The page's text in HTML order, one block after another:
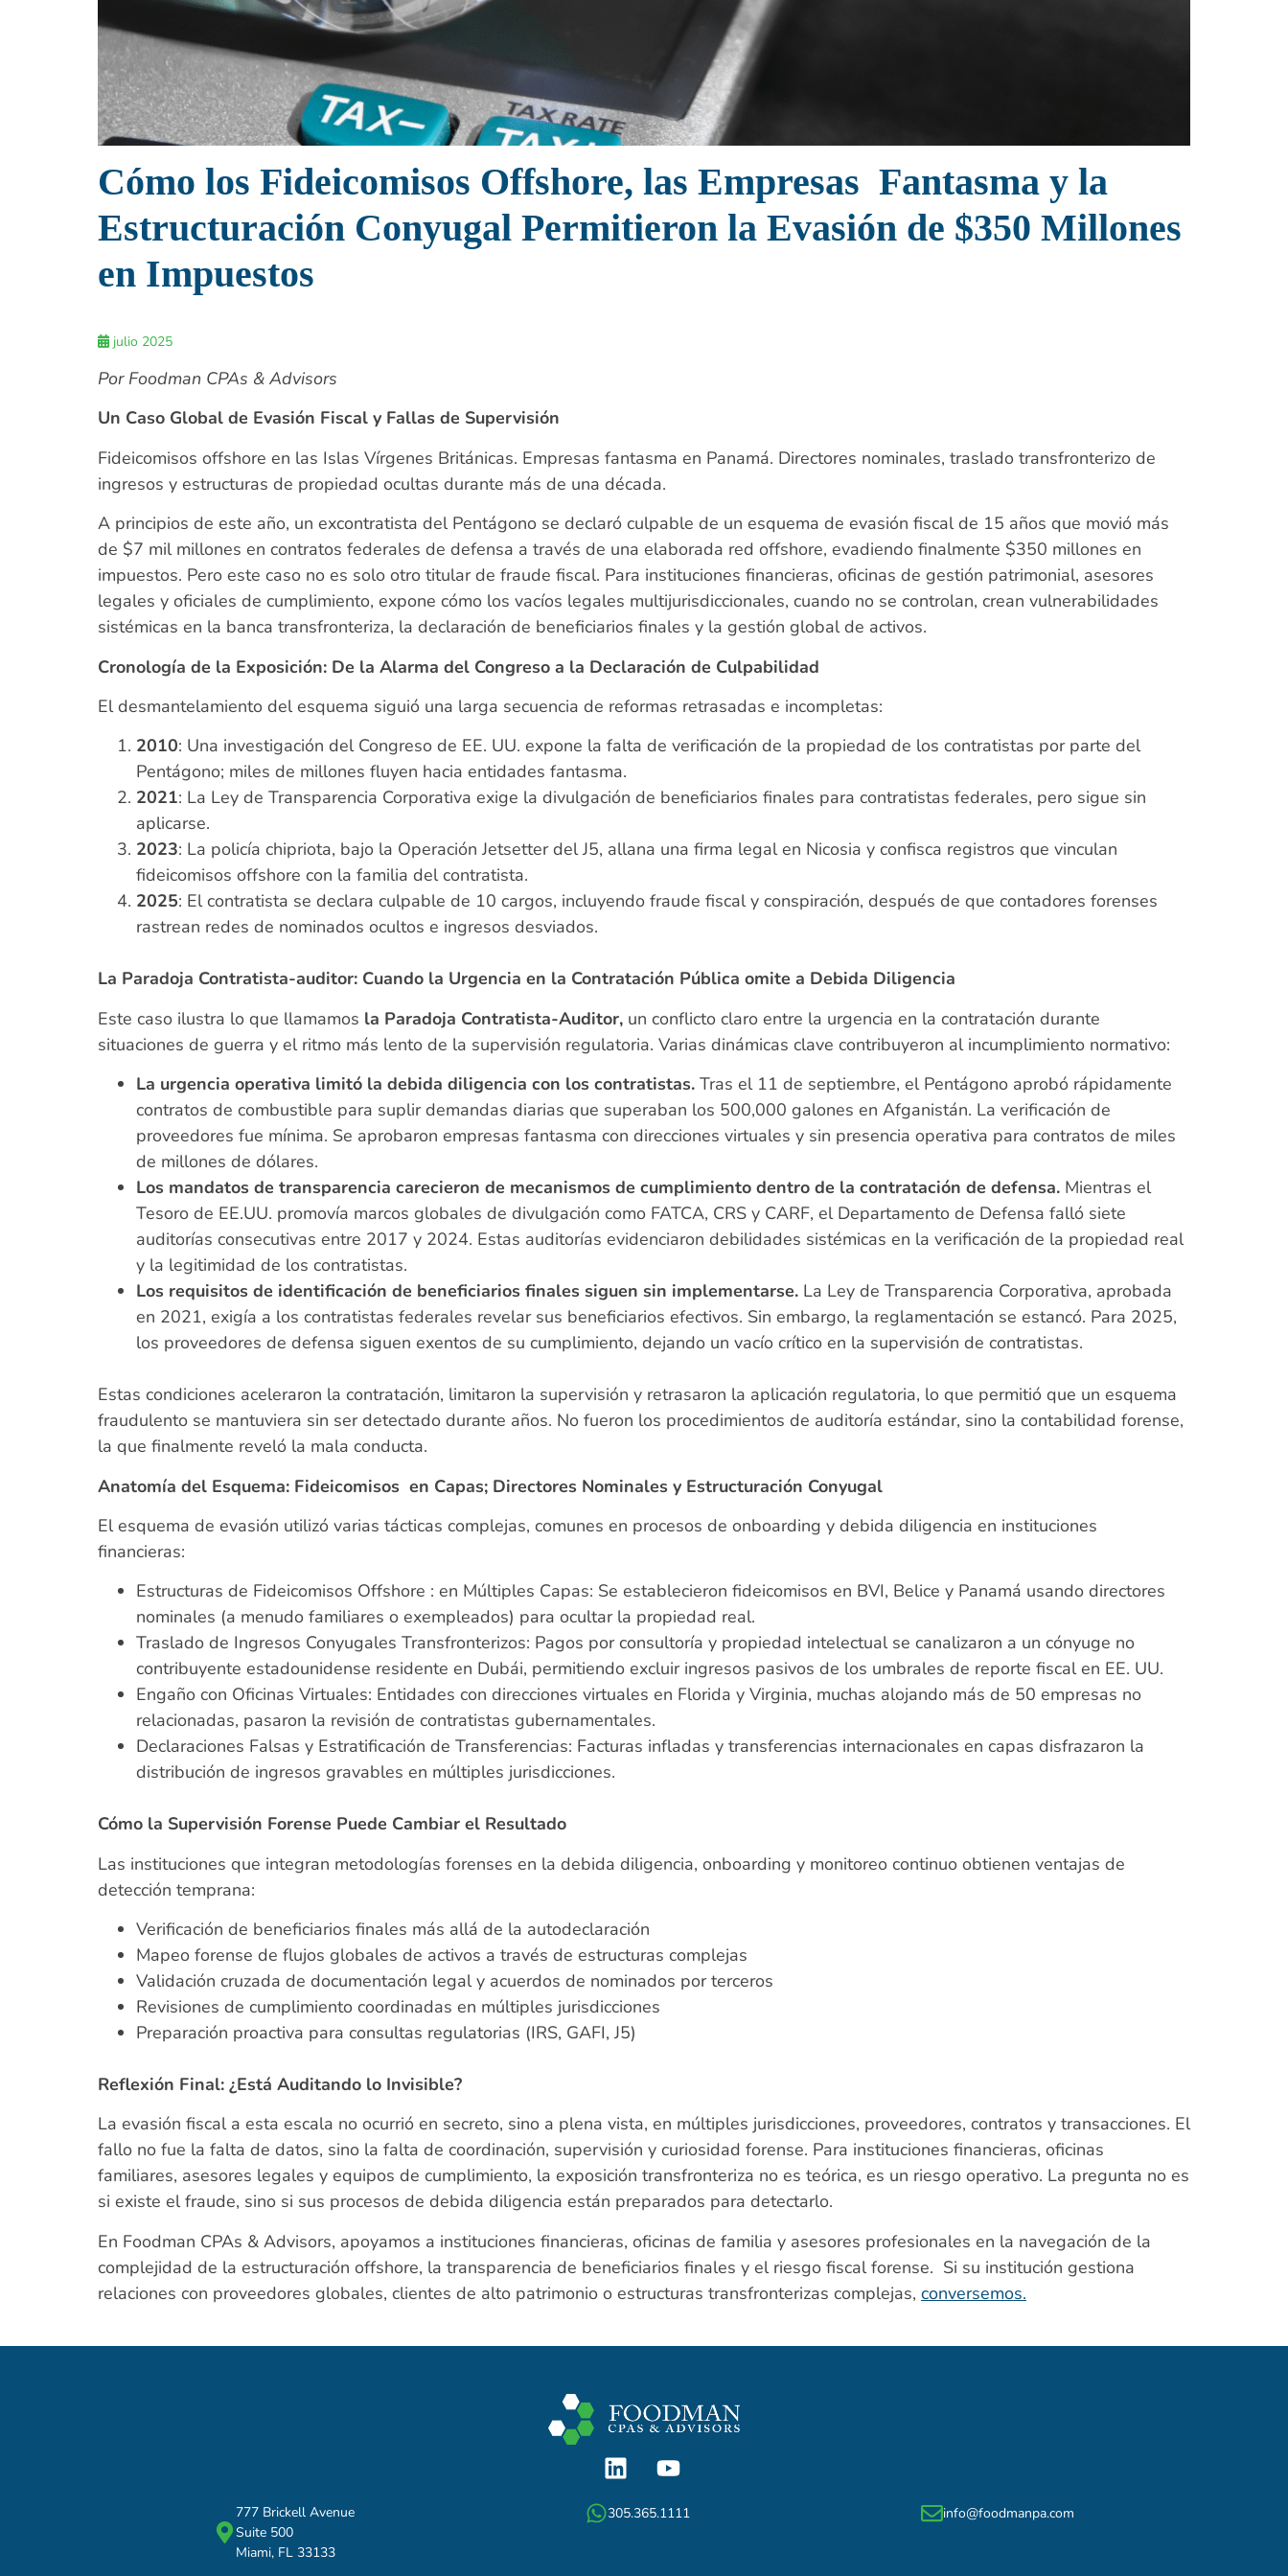
Cómo los Fideicomisos Offshore, las Empresas Fantasma y la
Estructuración Conyugal Permitieron la Evasión de $350 Millones
en Impuestos
julio 2025
Por Foodman CPAs & Advisors
Un Caso Global de Evasión Fiscal y Fallas de Supervisión
Fideicomisos offshore en las Islas Vírgenes Británicas. Empresas fantasma en Panamá. Directores nominales, traslado transfronterizo de
ingresos y estructuras de propiedad ocultas durante más de una década.
A principios de este año, un excontratista del Pentágono se declaró culpable de un esquema de evasión fiscal de 15 años que movió más
de $7 mil millones en contratos federales de defensa a través de una elaborada red offshore, evadiendo finalmente $350 millones en
impuestos. Pero este caso no es solo otro titular de fraude fiscal. Para instituciones financieras, oficinas de gestión patrimonial, asesores
legales y oficiales de cumplimiento, expone cómo los vacíos legales multijurisdiccionales, cuando no se controlan, crean vulnerabilidades
sistémicas en la banca transfronteriza, la declaración de beneficiarios finales y la gestión global de activos.
Cronología de la Exposición: De la Alarma del Congreso a la Declaración de Culpabilidad
El desmantelamiento del esquema siguió una larga secuencia de reformas retrasadas e incompletas:
2010: Una investigación del Congreso de EE. UU. expone la falta de verificación de la propiedad de los contratistas por parte del
Pentágono; miles de millones fluyen hacia entidades fantasma.
2021: La Ley de Transparencia Corporativa exige la divulgación de beneficiarios finales para contratistas federales, pero sigue sin
aplicarse.
2023: La policía chipriota, bajo la Operación Jetsetter del J5, allana una firma legal en Nicosia y confisca registros que vinculan
fideicomisos offshore con la familia del contratista.
2025: El contratista se declara culpable de 10 cargos, incluyendo fraude fiscal y conspiración, después de que contadores forenses
rastrean redes de nominados ocultos e ingresos desviados.
La Paradoja Contratista-auditor: Cuando la Urgencia en la Contratación Pública omite a Debida Diligencia
Este caso ilustra lo que llamamos la Paradoja Contratista-Auditor, un conflicto claro entre la urgencia en la contratación durante
situaciones de guerra y el ritmo más lento de la supervisión regulatoria. Varias dinámicas clave contribuyeron al incumplimiento normativo:
La urgencia operativa limitó la debida diligencia con los contratistas. Tras el 11 de septiembre, el Pentágono aprobó rápidamente
contratos de combustible para suplir demandas diarias que superaban los 500,000 galones en Afganistán. La verificación de
proveedores fue mínima. Se aprobaron empresas fantasma con direcciones virtuales y sin presencia operativa para contratos de miles
de millones de dólares.
Los mandatos de transparencia carecieron de mecanismos de cumplimiento dentro de la contratación de defensa. Mientras el
Tesoro de EE.UU. promovía marcos globales de divulgación como FATCA, CRS y CARF, el Departamento de Defensa falló siete
auditorías consecutivas entre 2017 y 2024. Estas auditorías evidenciaron debilidades sistémicas en la verificación de la propiedad real
y la legitimidad de los contratistas.
Los requisitos de identificación de beneficiarios finales siguen sin implementarse. La Ley de Transparencia Corporativa, aprobada
en 2021, exigía a los contratistas federales revelar sus beneficiarios efectivos. Sin embargo, la reglamentación se estancó. Para 2025,
los proveedores de defensa siguen exentos de su cumplimiento, dejando un vacío crítico en la supervisión de contratistas.
Estas condiciones aceleraron la contratación, limitaron la supervisión y retrasaron la aplicación regulatoria, lo que permitió que un esquema
fraudulento se mantuviera sin ser detectado durante años. No fueron los procedimientos de auditoría estándar, sino la contabilidad forense,
la que finalmente reveló la mala conducta.
Anatomía del Esquema: Fideicomisos en Capas; Directores Nominales y Estructuración Conyugal
El esquema de evasión utilizó varias tácticas complejas, comunes en procesos de onboarding y debida diligencia en instituciones
financieras:
Estructuras de Fideicomisos Offshore : en Múltiples Capas: Se establecieron fideicomisos en BVI, Belice y Panamá usando directores
nominales (a menudo familiares o exempleados) para ocultar la propiedad real.
Traslado de Ingresos Conyugales Transfronterizos: Pagos por consultoría y propiedad intelectual se canalizaron a un cónyuge no
contribuyente estadounidense residente en Dubái, permitiendo excluir ingresos pasivos de los umbrales de reporte fiscal en EE. UU.
Engaño con Oficinas Virtuales: Entidades con direcciones virtuales en Florida y Virginia, muchas alojando más de 50 empresas no
relacionadas, pasaron la revisión de contratistas gubernamentales.
Declaraciones Falsas y Estratificación de Transferencias: Facturas infladas y transferencias internacionales en capas disfrazaron la
distribución de ingresos gravables en múltiples jurisdicciones.
Cómo la Supervisión Forense Puede Cambiar el Resultado
Las instituciones que integran metodologías forenses en la debida diligencia, onboarding y monitoreo continuo obtienen ventajas de
detección temprana:
Verificación de beneficiarios finales más allá de la autodeclaración
Mapeo forense de flujos globales de activos a través de estructuras complejas
Validación cruzada de documentación legal y acuerdos de nominados por terceros
Revisiones de cumplimiento coordinadas en múltiples jurisdicciones
Preparación proactiva para consultas regulatorias (IRS, GAFI, J5)
Reflexión Final: ¿Está Auditando lo Invisible?
La evasión fiscal a esta escala no ocurrió en secreto, sino a plena vista, en múltiples jurisdicciones, proveedores, contratos y transacciones. El
fallo no fue la falta de datos, sino la falta de coordinación, supervisión y curiosidad forense. Para instituciones financieras, oficinas
familiares, asesores legales y equipos de cumplimiento, la exposición transfronteriza no es teórica, es un riesgo operativo. La pregunta no es
si existe el fraude, sino si sus procesos de debida diligencia están preparados para detectarlo.
En Foodman CPAs & Advisors, apoyamos a instituciones financieras, oficinas de familia y asesores profesionales en la navegación de la
complejidad de la estructuración offshore, la transparencia de beneficiarios finales y el riesgo fiscal forense. Si su institución gestiona
relaciones con proveedores globales, clientes de alto patrimonio o estructuras transfronterizas complejas, conversemos.
777 Brickell Avenue
Suite 500
Miami, FL 33133
305.365.1111 info@foodmanpa.com